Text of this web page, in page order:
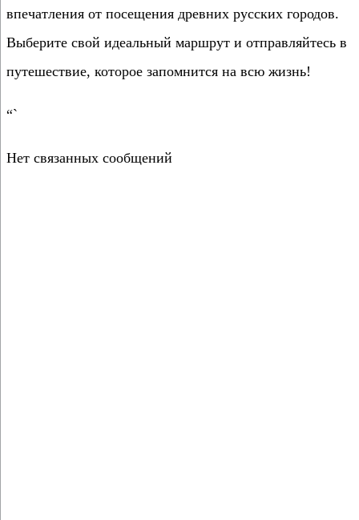
впечатления от посещения древних русских городов.
Выберите свой идеальный маршрут и отправляйтесь в
путешествие, которое запомнится на всю жизнь!
“`
Нет связанных сообщений